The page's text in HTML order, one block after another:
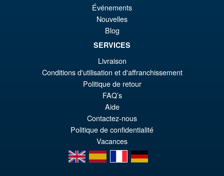
S.H. Figuarts Dragon Ball Z
Bardock the Father of Goku
Action Figure
PRÉ COMMANDE
Événements
Nouvelles
Blog
SERVICES
Livraison
Conditions d'utilisation et d'affranchissement
Politique de retour
FAQ’s
Aide
Contactez-nous
Politique de confidentialité
Vacances
en
es fr de